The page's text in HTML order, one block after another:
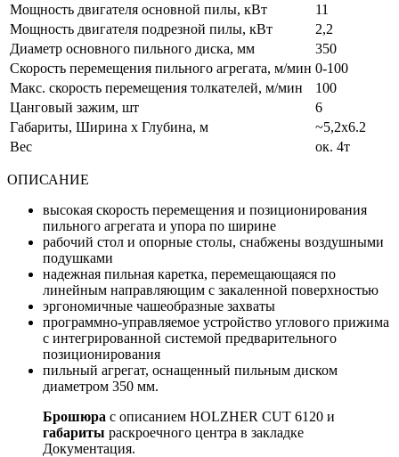
Мощность двигателя основной пилы, кВт
11
Мощность двигателя подрезной пилы, кВт
2,2
Диаметр основного пильного диска, мм
350
Скорость перемещения пильного агрегата, м/мин 0-100
Макс. скорость перемещения толкателей, м/мин
100
Цанговый зажим, шт
6
Габариты, Ширина х Глубина, м
~5,2х6.2
Вес
ок. 4т
ОПИСАНИЕ
высокая скорость перемещения и позиционирования
пильного агрегата и упора по ширине
рабочий стол и опорные столы, снабжены воздушными
подушками
надежная пильная каретка, перемещающаяся по
линейным направляющим с закаленной поверхностью
эргономичные чашеобразные захваты
программно-управляемое устройство углового прижима
с интегрированной системой предварительного
позиционирования
пильный агрегат, оснащенный пильным диском
диаметром 350 мм.
Брошюра с описанием HOLZHER CUT 6120 и
габариты раскроечного центра в закладке
Документация.